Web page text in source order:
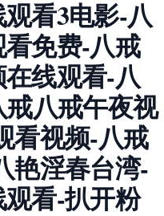
看3电影-八
免费-八戒
线观看-八
八戒午夜视
看视频-八戒
艳淫春台湾-
看-扒开粉